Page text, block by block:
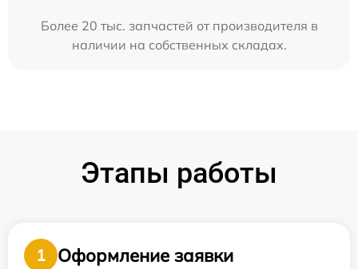
Более 20 тыс. запчастей от производителя в
наличии на собственных складах.
Этапы работы
1
Оформление заявки